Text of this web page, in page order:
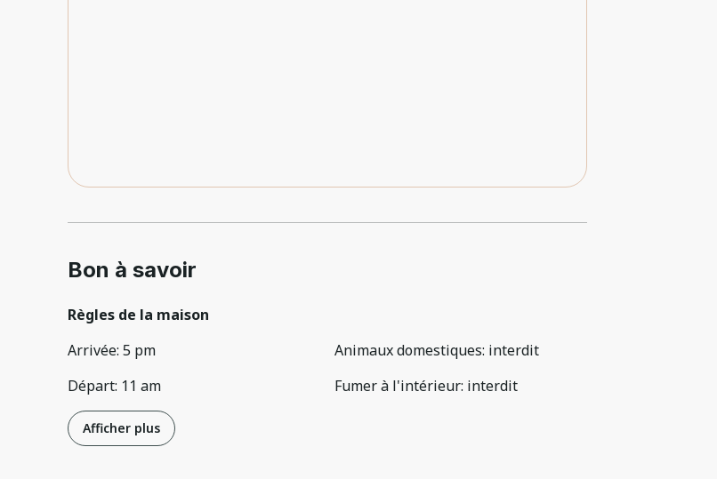
Bon à savoir
Règles de la maison
Arrivée: 5 pm
Départ: 11 am
Animaux domestiques: interdit
Fumer à l'intérieur: interdit
Afficher plus